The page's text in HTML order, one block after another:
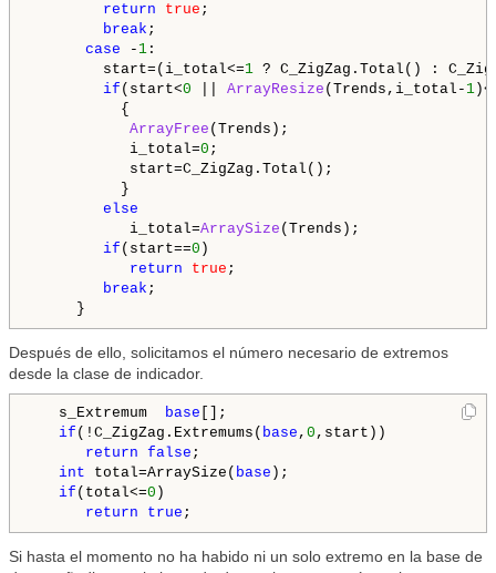
return
true ;
break ;
case - 1 :
start=(i_total<=1 ? C_ZigZag.Total() :
if (start<0 ArrayResize (Trends,i_total- 1
{
ArrayFree (Trends);
i_total=0 ;
start=C_ZigZag.Total();
}
else
i_total=ArraySize (Trends);
if (start==0 )
return
true ;
break ;
Después de ello, solicitamos el número necesario de extremos
desde la clase de indicador.
s_Extremum base [];
if (!C_ZigZag.Extremums( base , 0 ,start))
return false ;
int total=ArraySize( base );
if (total<=0 )
return
true
Si hasta el momento no ha habido ni un solo extremo en la base de